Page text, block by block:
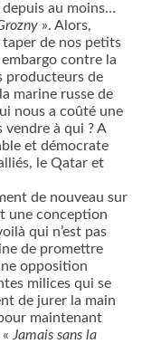
depuis au moins…
». Alors,
de nos petits
contre la
producteurs de
marine russe de
nous a coûté une
à qui ? A
et démocrate
le Qatar et
de nouveau sur
une conception
qui n’est pas
de promettre
opposition
milices qui se
de jurer la main
maintenant
«Jamais sans la